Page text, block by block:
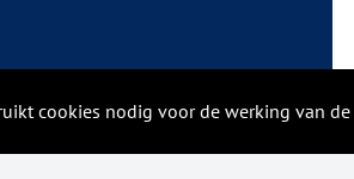
cookies nodig voor de werking van